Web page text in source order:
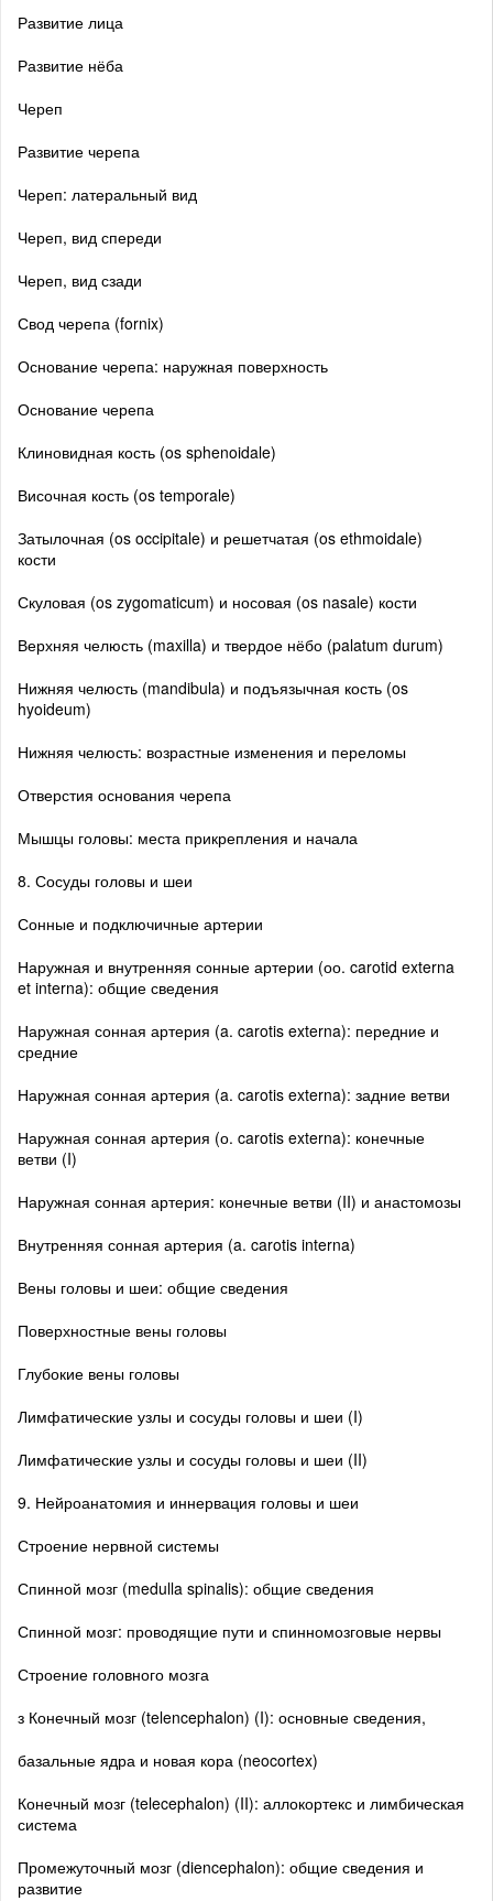
Развитие лица
Развитие нёба
Череп
Развитие черепа
Череп: латеральный вид
Череп, вид спереди
Череп, вид сзади
Свод черепа (fornix)
Основание черепа: наружная поверхность
Основание черепа
Клиновидная кость (os sphenoidale)
Височная кость (os temporale)
Затылочная (os occipitale) и решетчатая (os ethmoidale)
кости
Скуловая (os zygomaticum) и носовая (os nasale) кости
Верхняя челюсть (maxilla) и твердое нёбо (palatum durum)
Нижняя челюсть (mandibula) и подъязычная кость (os
hyoideum)
Нижняя челюсть: возрастные изменения и переломы
Отверстия основания черепа
Мышцы головы: места прикрепления и начала
8. Сосуды головы и шеи
Сонные и подключичные артерии
Наружная и внутренняя сонные артерии (оо. carotid externa
et interna): общие сведения
Наружная сонная артерия (a. carotis externa): передние и
средние
Наружная сонная артерия (a. carotis externa): задние ветви
Наружная сонная артерия (о. carotis externa): конечные
ветви (I)
Наружная сонная артерия: конечные ветви (II) и анастомозы
Внутренняя сонная артерия (a. carotis interna)
Вены головы и шеи: общие сведения
Поверхностные вены головы
Глубокие вены головы
Лимфатические узлы и сосуды головы и шеи (I)
Лимфатические узлы и сосуды головы и шеи (II)
9. Нейроанатомия и иннервация головы и шеи
Строение нервной системы
Спинной мозг (medulla spinalis): общие сведения
Спинной мозг: проводящие пути и спинномозговые нервы
Строение головного мозга
з Конечный мозг (telencephalon) (I): основные сведения,
базальные ядра и новая кора (neocortex)
Конечный мозг (telecephalon) (II): аллокортекс и лимбическая
система
Промежуточный мозг (diencephalon): общие сведения и
развитие